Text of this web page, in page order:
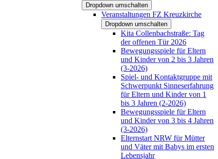
Dropdown umschalten
Veranstaltungen FZ Kreuzkirche
Dropdown umschalten
Kita Collenbachstraße: Tag
der offenen Tür 2026
Bewegungsspiele für Eltern
und Kinder von 2 bis 3 Jahren
(3-2026)
Spiel- und Kontaktgruppe mit
Schwerpunkt Sinneserfahrung
für Eltern und Kinder von 1
bis 3 Jahren (2-2026)
Bewegungsspiele für Eltern
und Kinder von 3 bis 4 Jahren
(3-2026)
Elternstart NRW für Mütter
und Väter mit Babys im ersten
Lebensjahr